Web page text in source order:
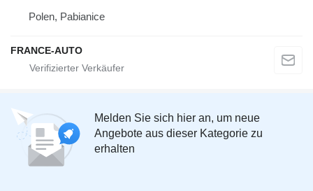
Polen, Pabianice
FRANCE-AUTO
Melden Sie sich hier an, um neue
Angebote aus dieser Kategorie zu
erhalten